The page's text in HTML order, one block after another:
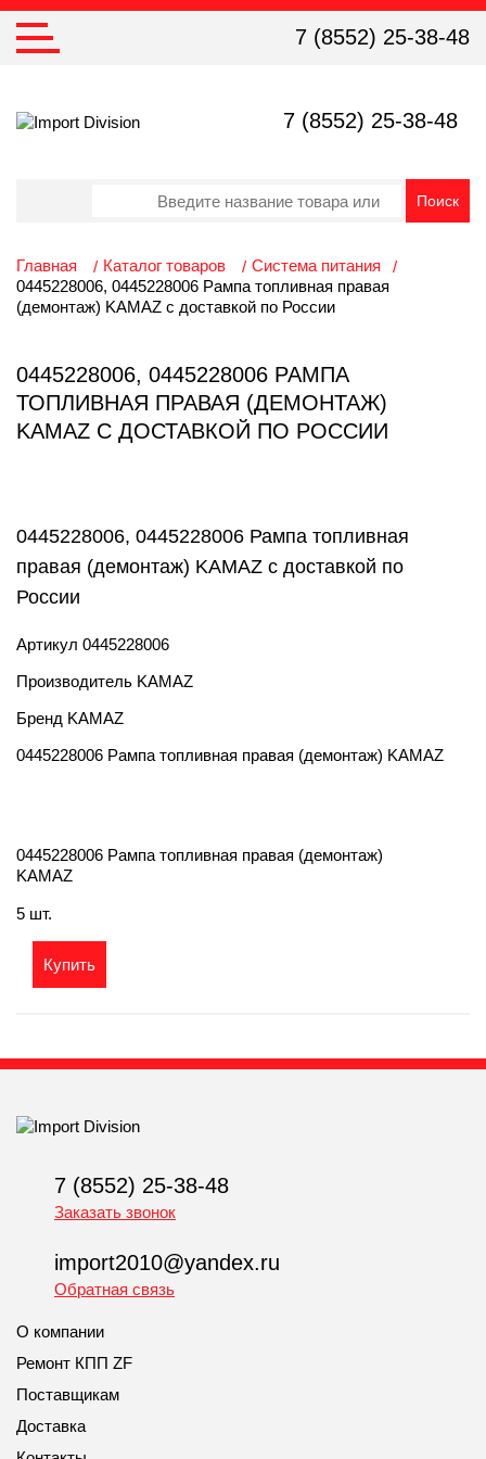
7 (8552) 25-38-48
7 (8552) 25-38-48
Главная Каталог товаров
Система питания
0445228006, 0445228006 Рампа топливная правая
(демонтаж) KAMAZ с доставкой по России
0445228006, 0445228006 РАМПА
ТОПЛИВНАЯ ПРАВАЯ (ДЕМОНТАЖ)
KAMAZ С ДОСТАВКОЙ ПО РОССИИ
0445228006, 0445228006 Рампа топливная
правая (демонтаж) KAMAZ с доставкой по
России
Артикул 0445228006
Производитель KAMAZ
Бренд KAMAZ
0445228006 Рампа топливная правая (демонтаж) KAMAZ
0445228006 Рампа топливная правая (демонтаж)
KAMAZ
5 шт.
Купить
7 (8552) 25-38-48
Заказать звонок
import2010@yandex.ru
Обратная связь
О компании
Ремонт КПП ZF
Поставщикам
Доставка